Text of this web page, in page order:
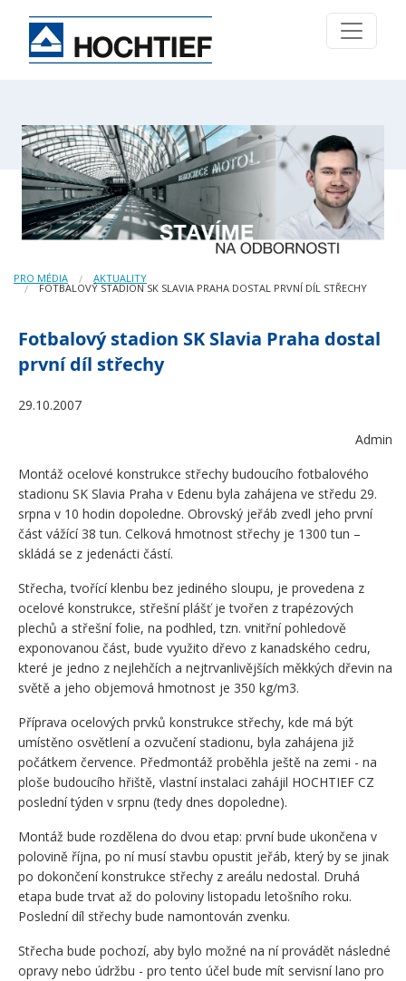
PRO MÉDIA AKTUALITY
FOTBALOVÝ STADION SK SLAVIA PRAHA DOSTAL PRVNÍ DÍL STŘECHY
Fotbalový stadion SK Slavia Praha dostal
první díl střechy
29.10.2007
Admin
Montáž ocelové konstrukce střechy budoucího fotbalového
stadionu SK Slavia Praha v Edenu byla zahájena ve středu 29.
srpna v 10 hodin dopoledne. Obrovský jeřáb zvedl jeho první
část vážící 38 tun. Celková hmotnost střechy je 1300 tun –
skládá se z jedenácti částí.
Střecha, tvořící klenbu bez jediného sloupu, je provedena z
ocelové konstrukce, střešní plášť je tvořen z trapézových
plechů a střešní folie, na podhled, tzn. vnitřní pohledově
exponovanou část, bude využito dřevo z kanadského cedru,
které je jedno z nejlehčích a nejtrvanlivějších měkkých dřevin na
světě a jeho objemová hmotnost je 350 kg/m3.
Příprava ocelových prvků konstrukce střechy, kde má být
umístěno osvětlení a ozvučení stadionu, byla zahájena již
počátkem července. Předmontáž proběhla ještě na zemi - na
ploše budoucího hřiště, vlastní instalaci zahájil HOCHTIEF CZ
poslední týden v srpnu (tedy dnes dopoledne).
Montáž bude rozdělena do dvou etap: první bude ukončena v
polovině října, po ní musí stavbu opustit jeřáb, který by se jinak
po dokončení konstrukce střechy z areálu nedostal. Druhá
etapa bude trvat až do poloviny listopadu letošního roku.
Poslední díl střechy bude namontován zvenku.
Střecha bude pochozí, aby bylo možné na ní provádět následné
opravy nebo údržbu - pro tento účel bude mít servisní lano pro